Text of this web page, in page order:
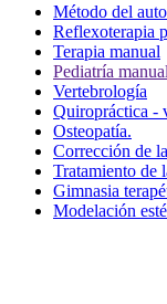
Método del
Reflexoterapia
Terapia manual
Pediatría
Vertebrología
Quiropráctica -
Osteopatía.
Corrección de
Tratamiento de
Gimnasia
Modelación